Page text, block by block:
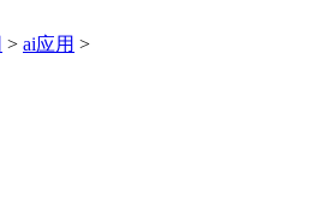
> ai应用 >